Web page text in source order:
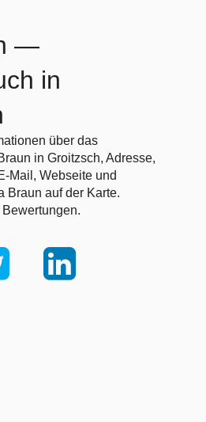
—
in
über das
in Groitzsch, Adresse,
Mail, Webseite und
Braun auf der Karte.